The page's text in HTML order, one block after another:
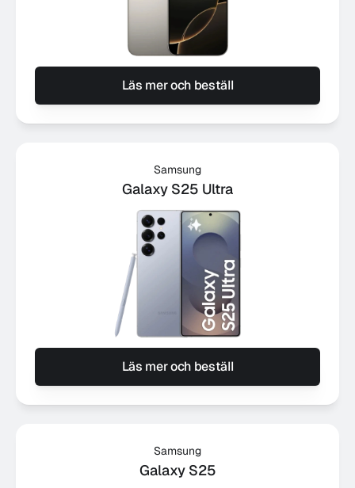
Läs mer och beställ
Samsung
Galaxy S25 Ultra
Läs mer och beställ
Samsung
Galaxy S25